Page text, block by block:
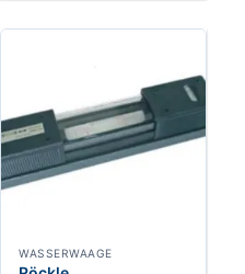
WASSERWAAGE